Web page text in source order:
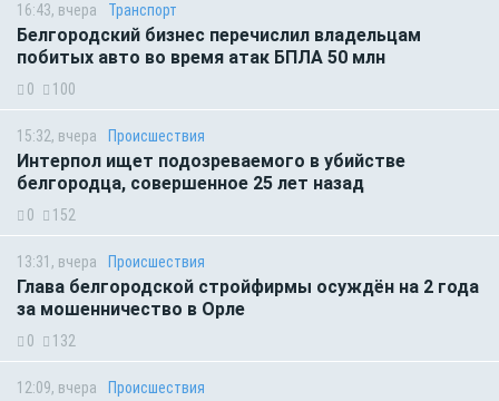
16:43, вчера Транспорт
Белгородский бизнес перечислил владельцам
побитых авто во время атак БПЛА 50 млн
0 100
15:32, вчера Происшествия
Интерпол ищет подозреваемого в убийстве
белгородца, совершенное 25 лет назад
0 152
13:31, вчера Происшествия
Глава белгородской стройфирмы осуждён на 2 года
за мошенничество в Орле
0 132
12:09, вчера Происшествия